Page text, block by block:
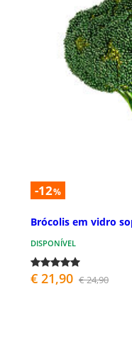
-12%
Brócolis em vidro
DISPONÍVEL
€ 21,90 € 24,90